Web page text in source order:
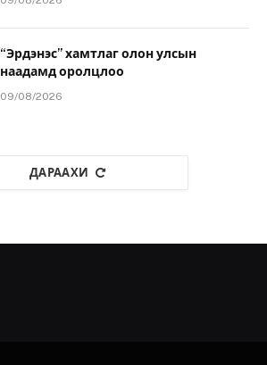
“Эрдэнэс” хамтлаг олон улсын
наадамд оролцлоо
09/08/2026
ДАРААХИ